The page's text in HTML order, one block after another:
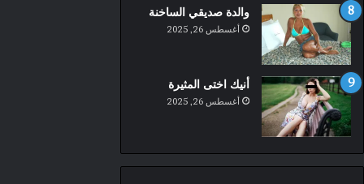
والدة صديقي الساخنة
أغسطس 26, 2025
أنيك اختى المثيرة
أغسطس 26, 2025